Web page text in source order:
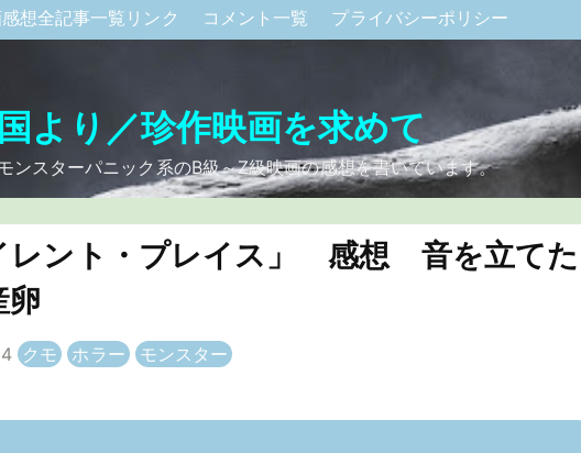
想全記事一覧リンク コメント一覧 プライバシーポリシー
より／珍作映画を求めて
ンスターパニック系のB級～Z級映画の感想を書いています。
レント・プレイス」 感想 音を立てた
卵
クモ ホラー モンスター